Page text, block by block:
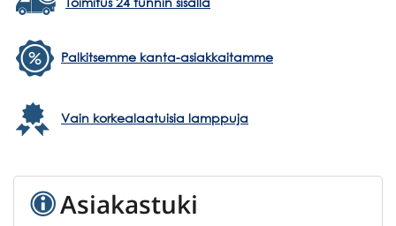
Palkitsemme kanta-asiakkaitamme
Vain korkealaatuisia lamppuja
Asiakastuki